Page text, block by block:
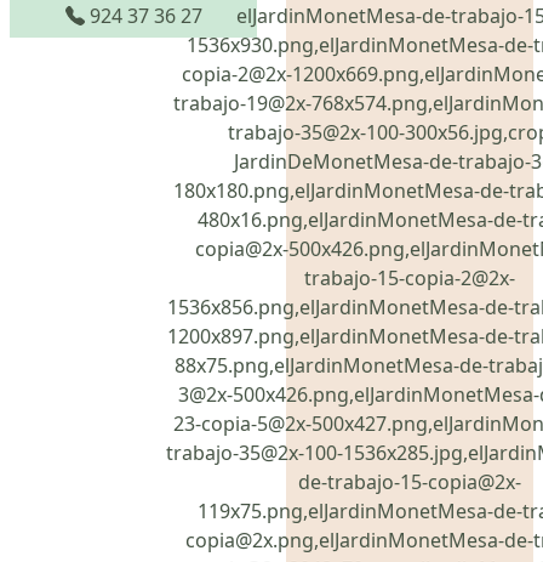
924 37 36 27
elJardinMonetMesa-de-trabajo-
1536x930.png,elJardinMonetMesa-de-
copia-2@2x-
trabajo-19@2x-
trabajo-35@2x-100-
JardinDeMonetMesa-de-trabajo-
180x180.png,elJardinMonetMesa-de-
480x16.png,elJardinMonetMesa-de-
copia@2x-
trabajo-15-copia-2@2x-
1536x856.png,elJardinMonetMesa-de-
1200x897.png,elJardinMonetMesa-de-
88x75.png,elJardinMonetMesa-de-
3@2x-
23-copia-5@2x-
trabajo-35@2x-100-
de-trabajo-15-copia@2x-
119x75.png,elJardinMonetMesa-de-
copia@2x.png,elJardinMonetMesa-de-